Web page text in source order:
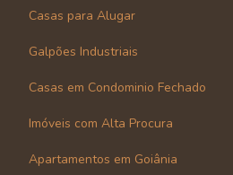
Casas para Alugar
Galpões Industriais
Casas em Condominio Fechado
Imóveis com Alta Procura
Apartamentos em Goiânia